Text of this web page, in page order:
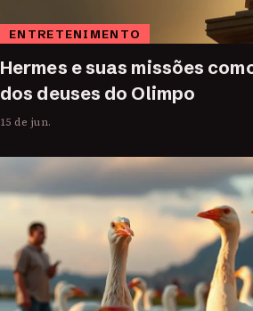
ENTRETENIMENTO
Hermes e suas missões
dos deuses do Olimpo
15 de jun.